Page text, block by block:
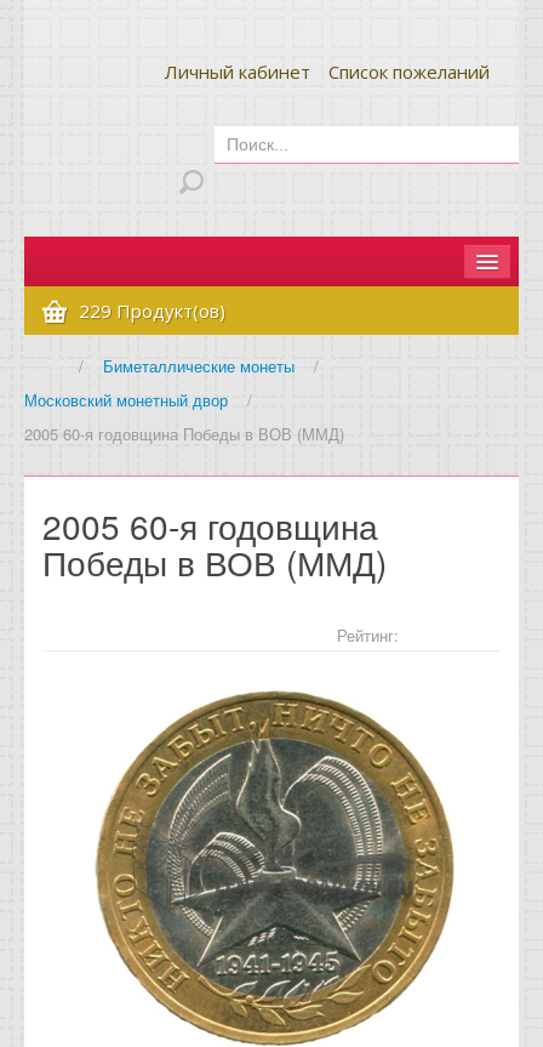
Личный кабинет Список пожеланий
Главная
Как сделать заказ
Оплата и доставка
Отзывы
229 Продукт(ов)
/ Биметаллические монеты
/
Московский монетный двор
/
2005 60-я годовщина Победы в ВОВ (ММД)
2005 60-я годовщина
Победы в ВОВ (ММД)
Рейтинг: